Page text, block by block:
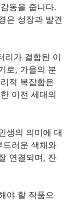
동을 줍니다.
은 성장과 발견
리가 결합된 이
로, 가을의 분
적 복잡함은
이전 세대의
생의 의미에 대
드러운 색채와
연결되며, 잔
야 할 작품으